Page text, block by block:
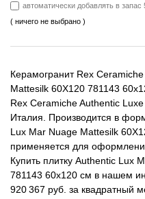
автоматически добавлять в
( ничего не выбрано )
Керамогранит Rex
Mattesilk 60X120 781143
Rex Ceramiche Authentic
Италия. Производится в
Lux Mar Nuage Mattesilk
применяется для
Купить плитку Authentic Lux
781143 60x120 см в нашем
920 367 руб. за квадратный